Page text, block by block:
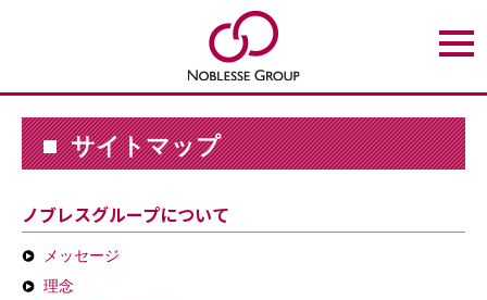
t
o
e
n
a
v
t
サイトマップ
ノブレスグループについて
メッセージ
理念